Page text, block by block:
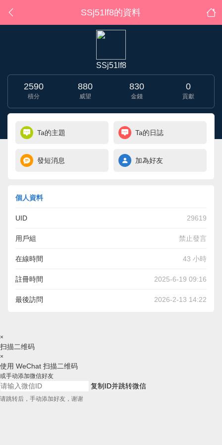
SSj51lf8的資料
SSj51lf8
2590
積分
880
威望
830
金錢
0
貢獻
Ta的主題 Ta的日誌
發短消息 加為好友
個人資料
UID 29619
用戶組 禁止發言
在線時間 43 小時
註冊時間 2025-6-19 09:16
最後訪問 2026-2-13 14:22
×
扫描二维码
×
使用 WeChat 扫描二维码
或手动添加微信好友
复制ID并跳转微信
请跳转后，手动添加好友，谢谢